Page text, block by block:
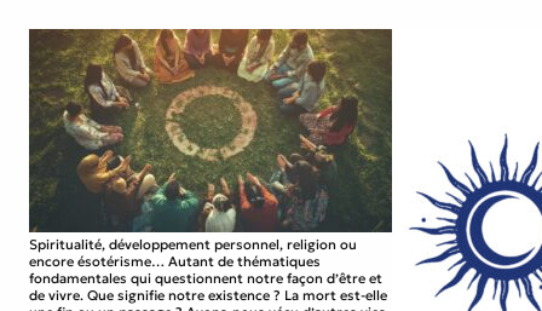
Spiritualité, développement personnel, religion ou
encore ésotérisme… Autant de thématiques
fondamentales qui questionnent notre façon d’être et
de vivre. Que signifie notre existence ? La mort est-elle